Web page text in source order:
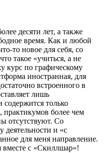
десяти лет, а также
время. Как и любой
то новое для себя, со
такое «учиться, а не
курс по графическому
иностранная, для
встроенного в
лишь
только
практикумов более чем
отсутствуют. Со
и «с
для меня направление.
вместе с «Скиллшар»!